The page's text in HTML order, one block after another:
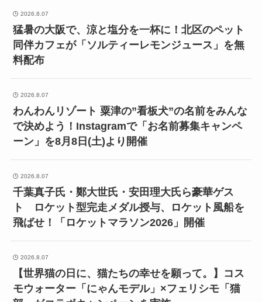
2026.8.07
猛暑の大阪で、涼と塩分を一杯に！北区のペット
同伴カフェが「ソルティーレモンジュース」を無
料配布
2026.8.07
わんわんリゾート 粟津の”看板犬”の名前をみんな
で決めよう！Instagramで「お名前募集キャンペ
ーン」を8月8日(土)より開催
2026.8.07
千葉真子氏・鄭大世氏・安田理大氏ら豪華ゲス
ト ロケット型完走メダル授与、ロケット風船を
飛ばせ！「ロケットマラソン2026」開催
2026.8.07
【世界猫の日に、猫たちの幸せを願って。】コス
モウォーター「にゃんモデル」×フェリシモ「猫